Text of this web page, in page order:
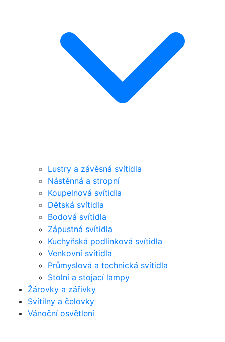
Lustry a závěsná svítidla
Nástěnná a stropní
Koupelnová svítidla
Dětská svítidla
Bodová svítidla
Zápustná svítidla
Kuchyňská podlinková svítidla
Venkovní svítidla
Průmyslová a technická svítidla
Stolní a stojací lampy
Žárovky a zářivky
Svítilny a čelovky
Vánoční osvětlení